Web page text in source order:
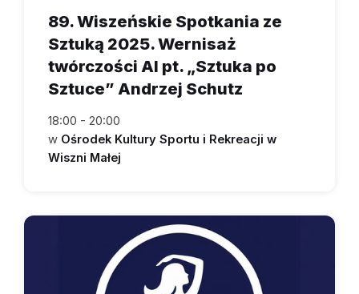
89. Wiszeńskie Spotkania ze
Sztuką 2025. Wernisaż
twórczości AI pt. „Sztuka po
Sztuce” Andrzej Schutz
18:00 - 20:00
w Ośrodek Kultury Sportu i Rekreacji w
Wiszni Małej